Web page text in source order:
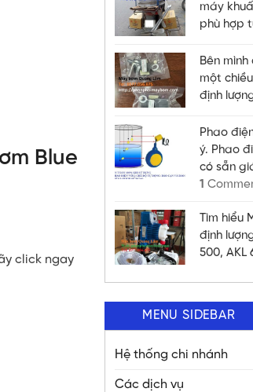
Blue
click ngay
máy
phù hợp
Bên
một
định
hay
Phao
ý. Phao
có sẵn
1
Tìm hiểu
định
500, AKL
MS1C
165C;
chất lượng
MENU SIDEBAR
Hệ thống chi nhánh
Các dịch vụ